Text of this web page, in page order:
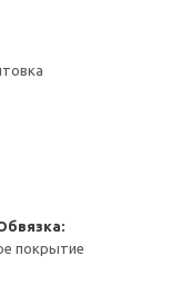
покрытие